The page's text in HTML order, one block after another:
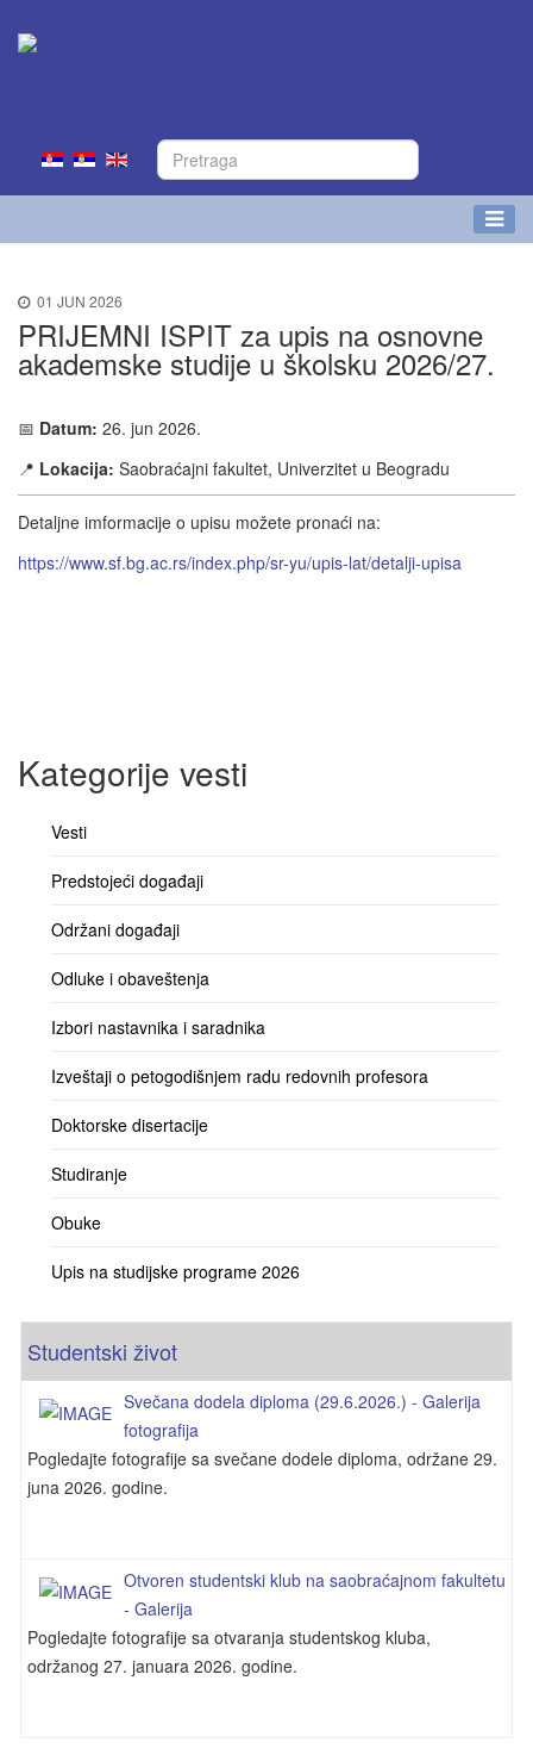
01 JUN 2026
PRIJEMNI ISPIT za upis na osnovne
akademske studije u školsku 2026/27.
📅 Datum: 26. jun 2026.
📍 Lokacija: Saobraćajni fakultet, Univerzitet u Beogradu
Detaljne imformacije o upisu možete pronaći na:
https://www.sf.bg.ac.rs/index.php/sr-yu/upis-lat/detalji-upisa
Kategorije vesti
Vesti
Predstojeći događaji
Održani događaji
Odluke i obaveštenja
Izbori nastavnika i saradnika
Izveštaji o petogodišnjem radu redovnih profesora
Doktorske disertacije
Studiranje
Obuke
Upis na studijske programe 2026
Studentski život
Svečana dodela diploma (29.6.2026.) - Galerija
fotografija
Pogledajte fotografije sa svečane dodele diploma, održane 29.
juna 2026. godine.
Otvoren studentski klub na saobraćajnom fakultetu
- Galerija
Pogledajte fotografije sa otvaranja studentskog kluba,
održanog 27. januara 2026. godine.